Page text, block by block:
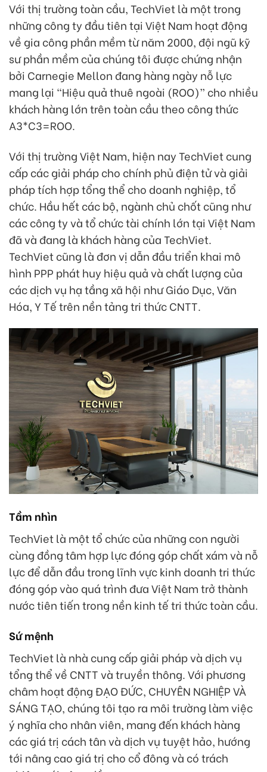
Với thị trường toàn cầu, TechViet là một trong
những công ty đầu tiên tại Việt Nam hoạt động
về gia công phần mềm từ năm 2000, đội ngũ kỹ
sư phần mềm của chúng tôi được chứng nhận
bởi Carnegie Mellon đang hàng ngày nỗ lực
mang lại “Hiệu quả thuê ngoài (ROO)” cho nhiều
khách hàng lớn trên toàn cầu theo công thức
A3*C3=ROO.
Với thị trường Việt Nam, hiện nay TechViet cung
cấp các giải pháp cho chính phủ điện tử và giải
pháp tích hợp tổng thể cho doanh nghiệp, tổ
chức. Hầu hết các bộ, ngành chủ chốt cũng như
các công ty và tổ chức tài chính lớn tại Việt Nam
đã và đang là khách hàng của TechViet.
TechViet cũng là đơn vị dẫn đầu triển khai mô
hình PPP phát huy hiệu quả và chất lượng của
các dịch vụ hạ tầng xã hội như Giáo Dục, Văn
Hóa, Y Tế trên nền tảng tri thức CNTT.
Tầm nhìn
TechViet là một tổ chức của những con người
cùng đồng tâm hợp lực đóng góp chất xám và nỗ
lực để dẫn đầu trong lĩnh vực kinh doanh tri thức
đóng góp vào quá trình đưa Việt Nam trở thành
nước tiên tiến trong nền kinh tế tri thức toàn cầu.
Sứ mệnh
TechViet là nhà cung cấp giải pháp và dịch vụ
tổng thể về CNTT và truyền thông. Với phương
châm hoạt động ĐẠO ĐỨC, CHUYÊN NGHIỆP VÀ
SÁNG TẠO, chúng tôi tạo ra môi trường làm việc
ý nghĩa cho nhân viên, mang đến khách hàng
các giá trị cách tân và dịch vụ tuyệt hảo, hướng
tới nâng cao giá trị cho cổ đông và có trách